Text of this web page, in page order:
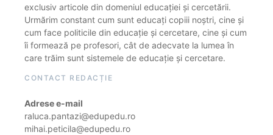
exclusiv articole din domeniul educației și cercetării.
Urmărim constant cum sunt educați copiii noștri, cine și
cum face politicile din educație și cercetare, cine și cum
îi formează pe profesori, cât de adecvate la lumea în
care trăim sunt sistemele de educație și cercetare.
CONTACT REDACȚIE
Adrese e-mail
raluca.pantazi@edupedu.ro
mihai.peticila@edupedu.ro